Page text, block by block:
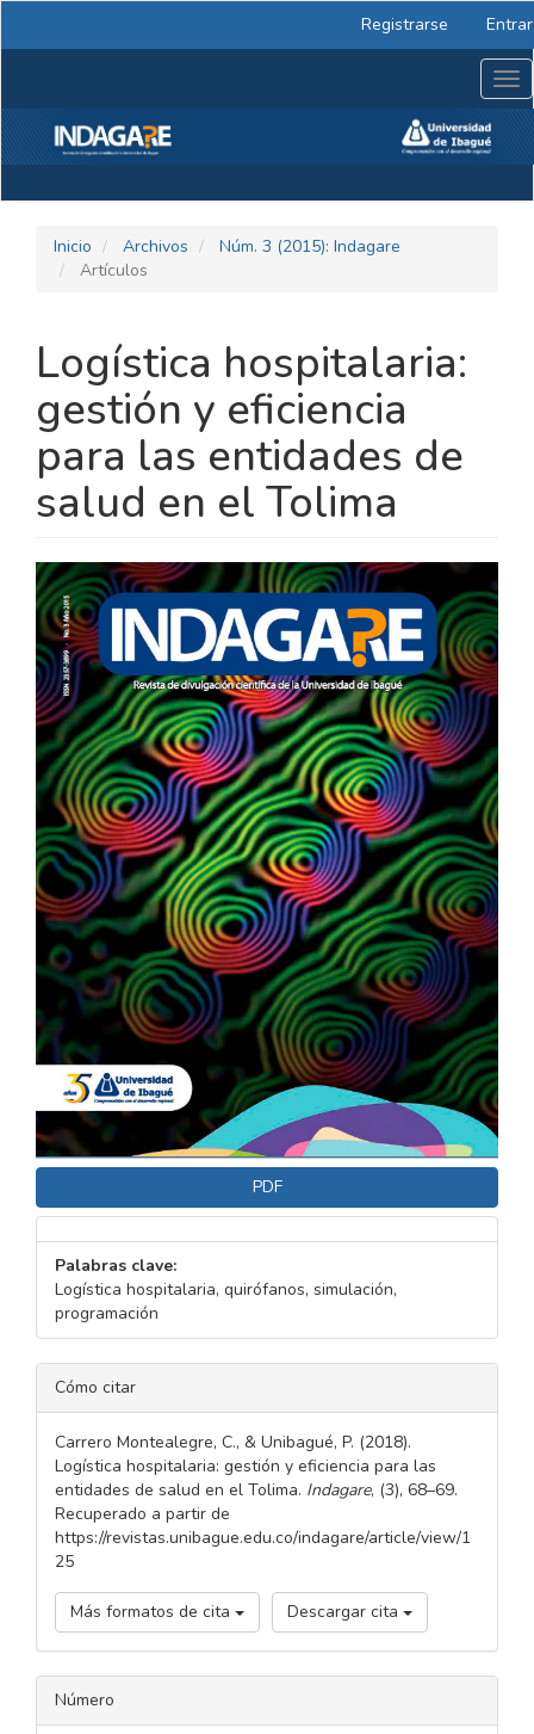
lateral
Registrarse Entrar
Inicio Archivos
Núm. 3 (2015): Indagare
Artículos
Logística hospitalaria:
gestión y eficiencia
para las entidades de
salud en el Tolima
BARRA
LATERAL
DEL
ARTÍCULO
PDF
Palabras clave:
Logística hospitalaria, quirófanos, simulación,
programación
DETALLES
DEL
ARTÍCULO
Cómo citar
Carrero Montealegre, C., & Unibagué, P. (2018).
Logística hospitalaria: gestión y eficiencia para las
entidades de salud en el Tolima. Indagare, (3), 68–69.
Recuperado a partir de
https://revistas.unibague.edu.co/indagare/article/view/1
25
Más formatos de cita Descargar cita
Número